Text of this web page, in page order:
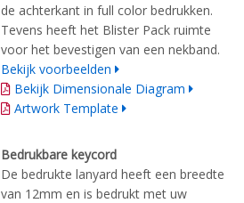
de achterkant in full color bedrukken.
Tevens heeft het Blister Pack ruimte
voor het bevestigen van een nekband.
Bekijk voorbeelden
Bekijk Dimensionale Diagram
Artwork Template
Bedrukbare keycord
De bedrukte lanyard heeft een breedte
van 12mm en is bedrukt met uw